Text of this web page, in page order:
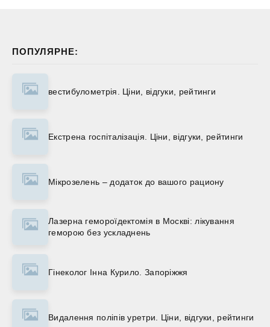
ПОПУЛЯРНЕ:
вестибулометрія. Ціни, відгуки, рейтинги
Екстрена госпіталізація. Ціни, відгуки, рейтинги
Мікрозелень – додаток до вашого рациону
Лазерна гемороїдектомія в Москві: лікування
геморою без ускладнень
Гінеколог Інна Курило. Запоріжжя
Видалення поліпів уретри. Ціни, відгуки, рейтинги